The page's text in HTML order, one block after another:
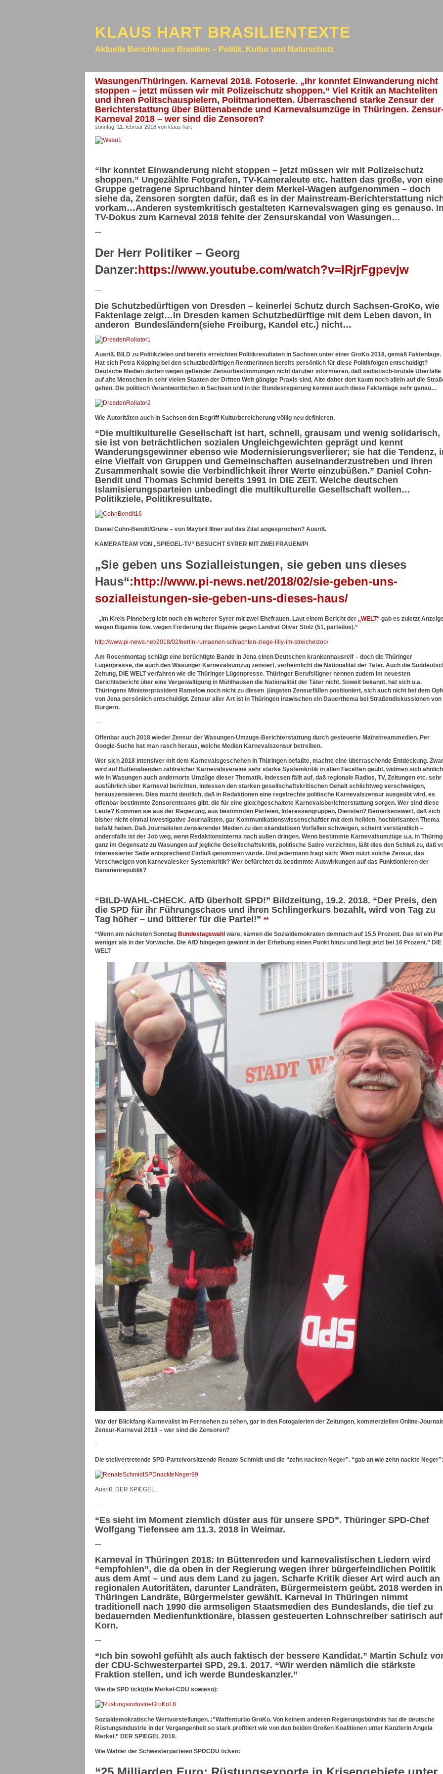
KLAUS HART BRASILIENTEXTE
Aktuelle Berichte aus Brasilien – Politik, Kultur und Naturschutz
Wasungen/Thüringen. Karneval 2018. Fotoserie. „Ihr konntet Einwanderung nicht
stoppen – jetzt müssen wir mit Polizeischutz shoppen.“ Viel Kritik an Machteliten
und ihren Politschauspielern, Politmarionetten. Überraschend starke Zensur der
Berichterstattung über Büttenabende und Karnevalsumzüge in Thüringen.
Karneval 2018 – wer sind die Zensoren?
sonntag, 11. februar 2018 von klaus hart
“Ihr konntet Einwanderung nicht stoppen – jetzt müssen wir mit Polizeischutz
shoppen.” Ungezählte Fotografen, TV-Kameraleute etc. hatten das große, von
Gruppe getragene Spruchband hinter dem Merkel-Wagen aufgenommen – doch
siehe da, Zensoren sorgten dafür, daß es in der Mainstream-Berichterstattung
vorkam…Anderen systemkritisch gestalteten Karnevalswagen ging es genauso.
TV-Dokus zum Karneval 2018 fehlte der Zensurskandal von Wasungen…
—
Der Herr Politiker – Georg
Danzer:https://www.youtube.com/watch?v=IRjrFgpevjw
—
Die Schutzbedürftigen von Dresden – keinerlei Schutz durch Sachsen-GroKo, wie
Faktenlage zeigt…In Dresden kamen Schutzbedürftige mit dem Leben davon, in
anderen Bundesländern(siehe Freiburg, Kandel etc.) nicht…
Ausriß. BILD zu Politikzielen und bereits erreichten Politikresultaten in Sachsen unter einer GroKo 2018, gemäß Faktenlage.
Hat sich Petra Köpping bei den schutzbedürftigen Rentnerinnen bereits persönlich für diese Politikfolgen entschuldigt?
Deutsche Medien dürfen wegen geltender Zensurbestimmungen nicht darüber informieren, daß sadistisch-brutale Überfälle
auf alte Menschen in sehr vielen Staaten der Dritten Welt gängige Praxis sind, Alte daher dort kaum noch allein auf die
gehen. Die politisch Verantwortlichen in Sachsen und in der Bundesregierung kennen auch diese Faktenlage sehr genau…
Wie Autoritäten auch in Sachsen den Begriff Kulturbereicherung völlig neu definieren.
“Die multikulturelle Gesellschaft ist hart, schnell, grausam und wenig solidarisch,
sie ist von beträchtlichen sozialen Ungleichgewichten geprägt und kennt
Wanderungsgewinner ebenso wie Modernisierungsverlierer; sie hat die Tendenz,
eine Vielfalt von Gruppen und Gemeinschaften auseinanderzustreben und ihren
Zusammenhalt sowie die Verbindlichkeit ihrer Werte einzubüßen.” Daniel Cohn-
Bendit und Thomas Schmid bereits 1991 in DIE ZEIT. Welche deutschen
Islamisierungsparteien unbedingt die multikulturelle Gesellschaft wollen…
Politikziele, Politikresultate.
Daniel Cohn-Bendit/Grüne – von Maybrit Illner auf das Zitat angesprochen? Ausriß.
KAMERATEAM VON „SPIEGEL-TV“ BESUCHT SYRER MIT ZWEI FRAUEN/PI
„Sie geben uns Sozialleistungen, sie geben uns dieses
Haus“:http://www.pi-news.net/2018/02/sie-geben-uns-
sozialleistungen-sie-geben-uns-dieses-haus/
–„Im Kreis Pinneberg lebt noch ein weiterer Syrer mit zwei Ehefrauen. Laut einem Bericht der „WELT“ gab es zuletzt
wegen Bigamie bzw. wegen Förderung der Bigamie gegen Landrat Oliver Stolz (51, parteilos).“
http://www.pi-news.net/2018/02/berlin-rumaenen-schlachten-ziege-lilly-im-streichelzoo/
Am Rosenmontag schlägt eine berüchtigte Bande in Jena einen Deutschen krankenhausreif – doch die Thüringer
Lügenpresse, die auch den Wasunger Karnevalsumzug zensiert, verheimlicht die Nationalität der Täter. Auch die
Zeitung, DIE WELT verfahren wie die Thüringer Lügenpresse. Thüringer Berufslügner nennen zudem im neuesten
Gerichtsbericht über eine Vergewaltigung in Mühlhausen die Nationalität der Täter nicht. Soweit bekannt, hat sich u.a.
Thüringens Ministerpräsident Ramelow noch nicht zu diesen jüngsten Zensurfällen positioniert, sich auch nicht bei dem
von Jena persönlich entschuldigt. Zensur aller Art ist in Thüringen inzwischen ein Dauerthema bei Straßendiskussionen von
Bürgern.
—
Offenbar auch 2018 wieder Zensur der Wasungen-Umzugs-Berichterstattung durch gesteuerte Mainstreammedien. Per
Google-Suche hat man rasch heraus, welche Medien Karnevalszensur betreiben.
Wer sich 2018 intensiver mit dem Karnevalsgeschehen in Thüringen befaßte, machte eine überraschende Entdeckung. Zwar
wird auf Büttenabenden zahlreicher Karnevalsvereine sehr starke Systemkritik in allen Facetten geübt, widmen sich ähnlich
wie in Wasungen auch andernorts Umzüge dieser Thematik. Indessen fällt auf, daß regionale Radios, TV, Zeitungen etc. sehr
ausführlich über Karneval berichten, indessen den starken gesellschaftskritischen Gehalt schlichtweg verschweigen,
herauszensieren. Dies macht deutlich, daß in Redaktionen eine regelrechte politische Karnevalszensur ausgeübt wird, es
offenbar bestimmte Zensorenteams gibt, die für eine gleichgeschaltete Karnevalsberichterstattung sorgen. Wer sind diese
Leute? Kommen sie aus der Regierung, aus bestimmten Parteien, Interessengruppen, Diensten? Bemerkenswert, daß sich
bisher nicht einmal investigative Journalisten, gar Kommunikationswissenschaftler mit dem heiklen, hochbrisanten Thema
befaßt haben. Daß Journalisten zensierender Medien zu den skandalösen Vorfällen schweigen, scheint verständlich –
andernfalls ist der Job weg, wenn Redaktionsinterna nach außen dringen. Wenn bestimmte Karnevalsumzüge u.a. in
ganz im Gegensatz zu Wasungen auf jegliche Gesellschaftskritik, politische Satire verzichten, läßt dies den Schluß zu, daß
interessierter Seite entsprechend Einfluß genommen wurde. Und jedermann fragt sich: Wem nützt solche Zensur, das
Verschweigen von karnevalesker Systemkritik? Wer befürchtet da bestimmte Auswirkungen auf das Funktionieren der
Bananenrepublik?
“BILD-WAHL-CHECK. AfD überholt SPD!” Bildzeitung, 19.2. 2018. “Der Preis, den
die SPD für ihr Führungschaos und ihren Schlingerkurs bezahlt, wird von Tag zu
Tag höher – und bitterer für die Partei!” **
“Wenn am nächsten Sonntag Bundestagswahl wäre, kämen die Sozialdemokraten demnach auf 15,5 Prozent. Das ist ein
weniger als in der Vorwoche. Die AfD hingegen gewinnt in der Erhebung einen Punkt hinzu und liegt jetzt bei 16 Prozent.” DIE
WELT
War der Blickfang-Karnevalist im Fernsehen zu sehen, gar in den Fotogalerien der Zeitungen, kommerziellen Online-
Zensur-Karneval 2018 – wer sind die Zensoren?
–
Die stellvertretende SPD-Parteivorsitzende Renate Schmidt und die “zehn nackten Neger”. “gab an wie zehn nackte Neger”:
Ausriß. DER SPIEGEL.
—
“Es sieht im Moment ziemlich düster aus für unsere SPD”. Thüringer SPD-Chef
Wolfgang Tiefensee am 11.3. 2018 in Weimar.
—
Karneval in Thüringen 2018: In Büttenreden und karnevalistischen Liedern wird
“empfohlen”, die da oben in der Regierung wegen ihrer bürgerfeindlichen Politik
aus dem Amt – und aus dem Land zu jagen. Scharfe Kritik dieser Art wird auch an
regionalen Autoritäten, darunter Landräten, Bürgermeistern geübt. 2018 werden in
Thüringen Landräte, Bürgermeister gewählt. Karneval in Thüringen nimmt
traditionell nach 1990 die armseligen Staatsmedien des Bundeslands, die tief zu
bedauernden Medienfunktionäre, blassen gesteuerten Lohnschreiber satirisch
Korn.
—
“Ich bin sowohl gefühlt als auch faktisch der bessere Kandidat.” Martin Schulz
der CDU-Schwesterpartei SPD, 29.1. 2017. “Wir werden nämlich die stärkste
Fraktion stellen, und ich werde Bundeskanzler.”
Wie die SPD tickt(die Merkel-CDU sowieso):
Sozialdemokratische Wertvorstellungen..:”Waffenturbo GroKo. Von keinem anderen Regierungsbündnis hat die deutsche
Rüstungsindustrie in der Vergangenheit so stark profitiert wie von den beiden Großen Koalitionen unter Kanzlerin Angela
Merkel.” DER SPIEGEL 2018.
Wie Wähler der Schwesterparteien SPDCDU ticken: